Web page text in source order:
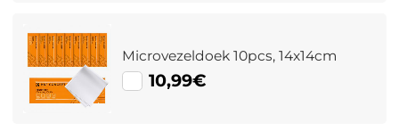
Microvezeldoek 10pcs, 14x14cm
10,99€